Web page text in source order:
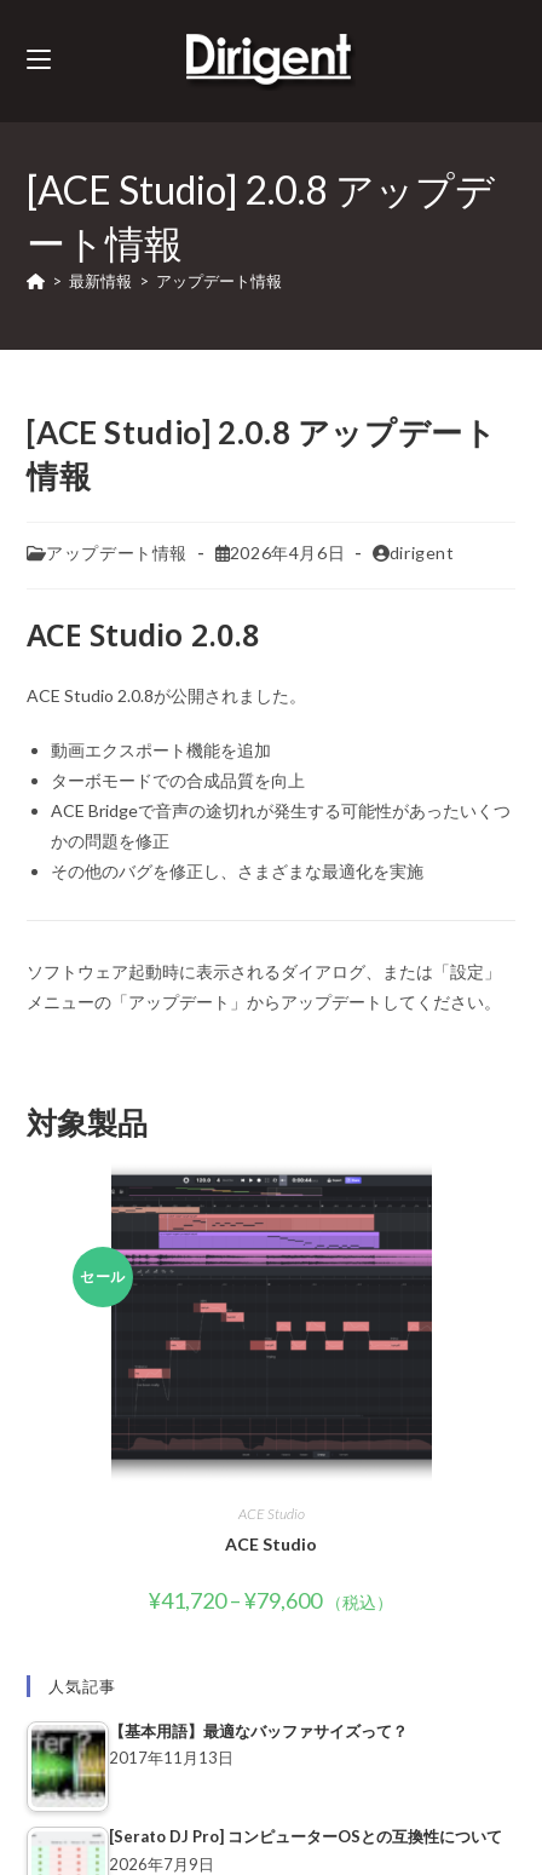
[ACE Studio] 2.0.8 アップデ
ート情報
> 最新情報 > アップデート情報
[ACE Studio] 2.0.8 アップデート
情報
アップデート情報 2026年4月6日 dirigent
ACE Studio 2.0.8
ACE Studio 2.0.8が公開されました。
動画エクスポート機能を追加
ターボモードでの合成品質を向上
ACE Bridgeで音声の途切れが発生する可能性があったいくつ
かの問題を修正
その他のバグを修正し、さまざまな最適化を実施
ソフトウェア起動時に表示されるダイアログ、または「設定」
メニューの「アップデート」からアップデートしてください。
対象製品
セール
ACE Studio
ACE Studio
¥41,720–¥79,600 （税込）
人気記事
【基本用語】最適なバッファサイズって？
2017年11月13日
[Serato DJ Pro] コンピューターOSとの互換性について
2026年7月9日